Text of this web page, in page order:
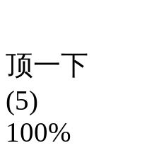
顶一下
(5)
100%